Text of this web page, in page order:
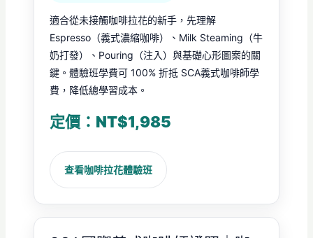
適合從未接觸咖啡拉花的新手，先理解
Espresso（義式濃縮咖啡）、Milk Steaming（牛
奶打發）、Pouring（注入）與基礎心形圖案的關
鍵。體驗班學費可 100% 折抵 SCA義式咖啡師學
費，降低總學習成本。
定價：NT$1,985
查看咖啡拉花體驗班